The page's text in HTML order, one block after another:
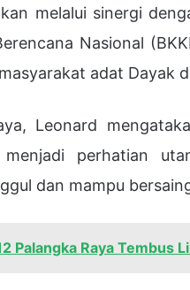
melalui sinergi
Nasional
adat Dayak
Leonard
perhatian
dan mampu
Palangka Raya Tembus